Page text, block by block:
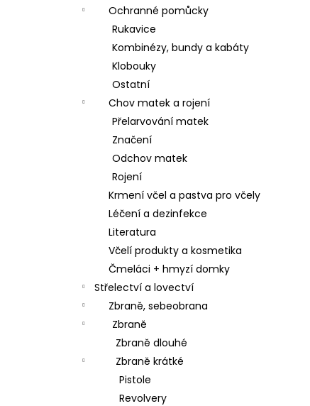
Ochranné pomůcky
Rukavice
Kombinézy, bundy a kabáty
Klobouky
Ostatní
Chov matek a rojení
Přelarvování matek
Značení
Odchov matek
Rojení
Krmení včel a pastva pro včely
Léčení a dezinfekce
Literatura
Včelí produkty a kosmetika
Čmeláci + hmyzí domky
Střelectví a lovectví
Zbraně, sebeobrana
Zbraně
Zbraně dlouhé
Zbraně krátké
Pistole
Revolvery